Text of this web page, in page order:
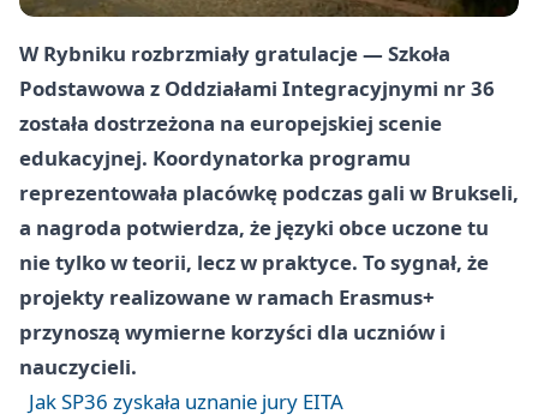
W Rybniku rozbrzmiały gratulacje — Szkoła
Podstawowa z Oddziałami Integracyjnymi nr 36
została dostrzeżona na europejskiej scenie
edukacyjnej. Koordynatorka programu
reprezentowała placówkę podczas gali w Brukseli,
a nagroda potwierdza, że języki obce uczone tu
nie tylko w teorii, lecz w praktyce. To sygnał, że
projekty realizowane w ramach Erasmus+
przynoszą wymierne korzyści dla uczniów i
nauczycieli.
Jak SP36 zyskała uznanie jury EITA